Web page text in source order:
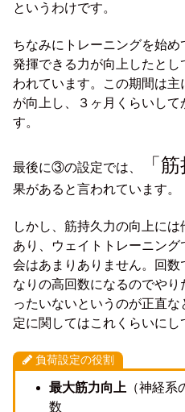
というわけです。
ちなみにトレーニングを始
発揮できる力が向上したと
われています。この期間は
が向上し、３ヶ月くらいして
す。
最後に③の設定では、 「
果があると言われています。
しかし、筋持久力の向上に
あり、ウェイトトレーニン
会はあまりありません。回
なりの高回数になるのでや
ったいないというのが正直
定に関してはこれくらいにし
負荷設定の役割
最大筋力向上 （神経
数